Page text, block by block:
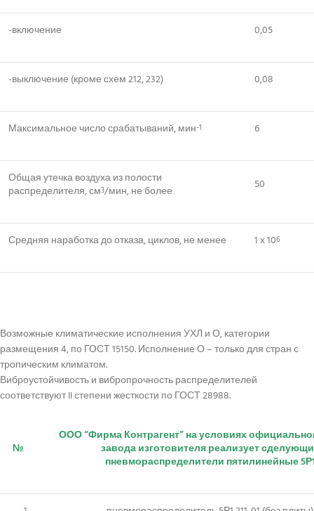
-включение 0,05
-выключение (кроме схем 212, 232) 0,08
Максимальное число срабатываний, мин-1 6
Общая утечка воздуха из полости
распределителя, см3/мин, не более 50
Средняя наработка до отказа, циклов, не менее 1 х 106
Возможные климатические исполнения УХЛ и О, категории
размещения 4, по ГОСТ 15150. Исполнение О – только для стран с
тропическим климатом.
Виброустойчивость и вибропрочность распределителей
соответствуют II степени жесткости по ГОСТ 28988.
№
ООО “Фирма Контрагент” на условиях
завода изготовителя реализует
пневмораспределители пятилинейные